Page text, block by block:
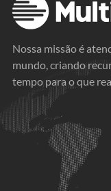
Nossa missão é
mundo, criando
tempo para o que